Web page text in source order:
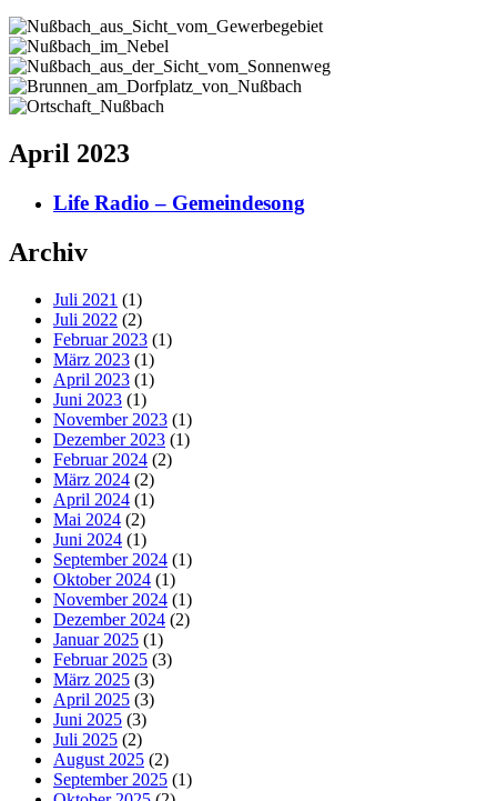
April 2023
Life Radio – Gemeindesong
Archiv
Juli 2021 (1)
Juli 2022 (2)
Februar 2023 (1)
März 2023 (1)
April 2023 (1)
Juni 2023 (1)
November 2023 (1)
Dezember 2023 (1)
Februar 2024 (2)
März 2024 (2)
April 2024 (1)
Mai 2024 (2)
Juni 2024 (1)
September 2024 (1)
Oktober 2024 (1)
November 2024 (1)
Dezember 2024 (2)
Januar 2025 (1)
Februar 2025 (3)
März 2025 (3)
April 2025 (3)
Juni 2025 (3)
Juli 2025 (2)
August 2025 (2)
September 2025 (1)